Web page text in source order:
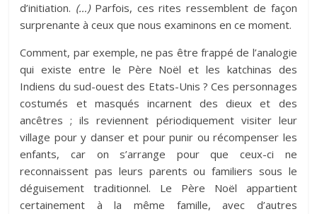
d’initiation. (…)Parfois, ces rites ressemblent de façon
surprenante à ceux que nous examinons en ce moment.
Comment, par exemple, ne pas être frappé de l’analogie
qui existe entre le Père Noël et les katchinas des
Indiens du sud-ouest des Etats-Unis ? Ces personnages
costumés et masqués incarnent des dieux et des
ancêtres ; ils reviennent périodiquement visiter leur
village pour y danser et pour punir ou récompenser les
enfants, car on s’arrange pour que ceux-ci ne
reconnaissent pas leurs parents ou familiers sous le
déguisement traditionnel. Le Père Noël appartient
certainement à la même famille, avec d’autres